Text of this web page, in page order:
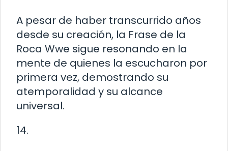
A pesar de haber transcurrido años
desde su creación, la Frase de la
Roca Wwe sigue resonando en la
mente de quienes la escucharon por
primera vez, demostrando su
atemporalidad y su alcance
universal.
14.